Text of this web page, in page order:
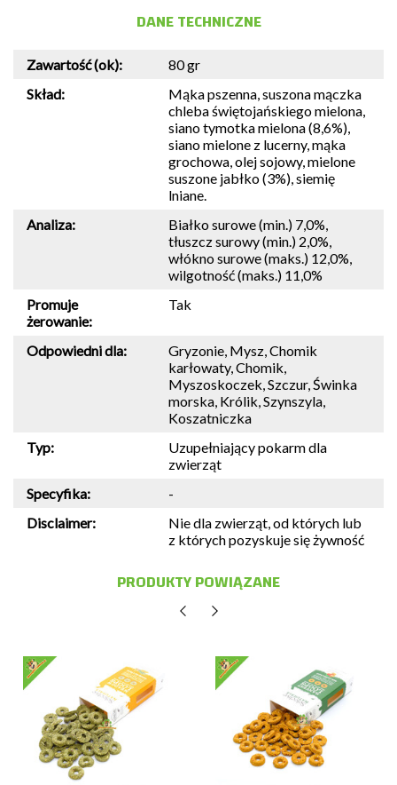
DANE TECHNICZNE
Zawartość (ok):
80 gr
Skład:
Mąka pszenna, suszona mączka
chleba świętojańskiego mielona, ​​
siano tymotka mielona (8,6%),
siano mielone z lucerny, mąka
grochowa, olej sojowy, mielone
suszone jabłko (3%), siemię
lniane.
Analiza:
Białko surowe (min.) 7,0%,
tłuszcz surowy (min.) 2,0%,
włókno surowe (maks.) 12,0%,
wilgotność (maks.) 11,0%
Promuje
żerowanie:
Tak
Odpowiedni dla:
Gryzonie, Mysz, Chomik
karłowaty, Chomik,
Myszoskoczek, Szczur, Świnka
morska, Królik, Szynszyla,
Koszatniczka
Typ:
Uzupełniający pokarm dla
zwierząt
Specyfika:
-
Disclaimer:
Nie dla zwierząt, od których lub
z których pozyskuje się żywność
PRODUKTY POWIĄZANE